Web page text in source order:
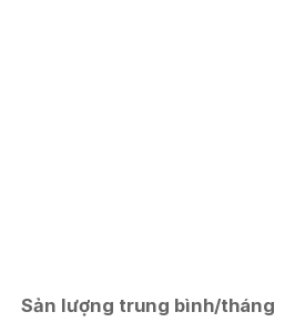
Sản lượng trung bình/tháng